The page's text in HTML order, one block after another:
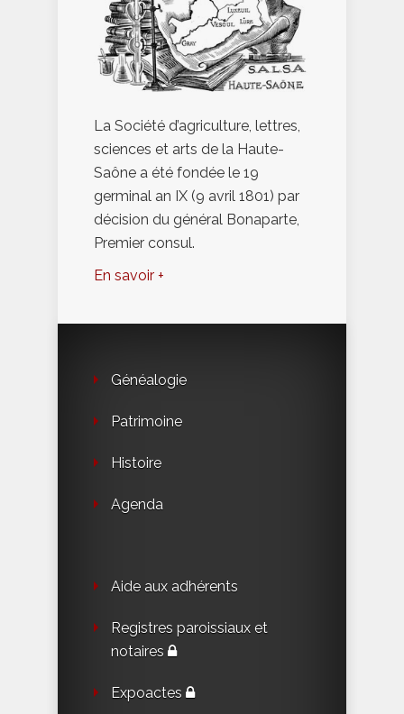
La Société d’agriculture, lettres,
sciences et arts de la Haute-
Saône a été fondée le 19
germinal an IX (9 avril 1801) par
décision du général Bonaparte,
Premier consul.
En savoir +
Généalogie
Patrimoine
Histoire
Agenda
Aide aux adhérents
Registres paroissiaux et
notaires
Expoactes